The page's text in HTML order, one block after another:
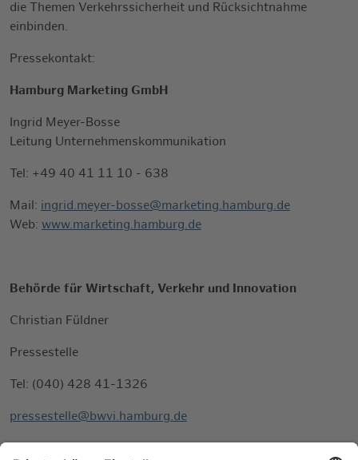
die Themen Verkehrssicherheit und Rücksichtnahme
einbinden.
Pressekontakt:
Hamburg Marketing GmbH
Ingrid Meyer-Bosse
Leitung Unternehmenskommunikation
Tel: +49 40 41 11 10 - 638
Mail: ingrid.meyer-bosse@marketing.hamburg.de
Web: www.marketing.hamburg.de
Behörde für Wirtschaft, Verkehr und Innovation
Christian Füldner
Pressestelle
Tel: (040) 428 41-1326
pressestelle@bwvi.hamburg.de